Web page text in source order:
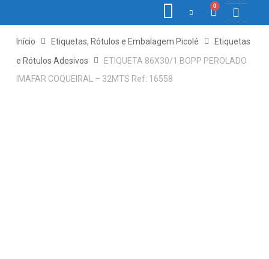
0
Início Etiquetas, Rótulos e Embalagem Picolé
Etiquetas
e Rótulos Adesivos
ETIQUETA 86X30/1 BOPP PEROLADO
IMAFAR COQUEIRAL – 32MTS Ref: 16558